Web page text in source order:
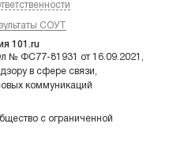
СОУТ
101.ru
№ ФС77-81931 от 16.09.2021,
в сфере связи,
коммуникаций
с ограниченной